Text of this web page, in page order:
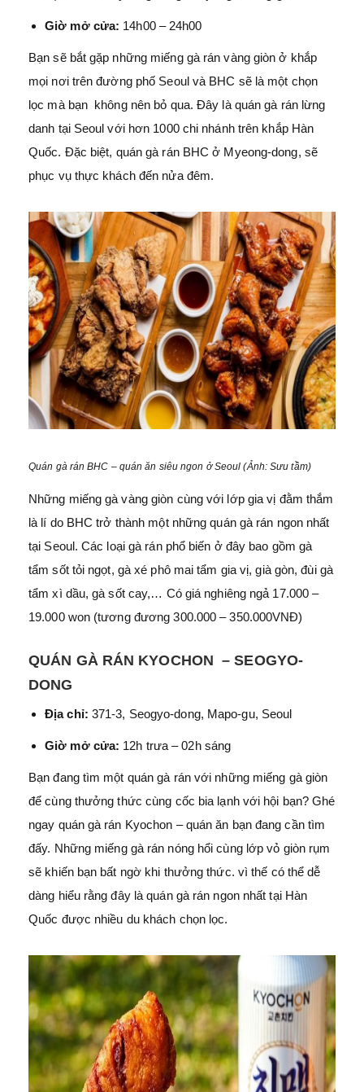
Giờ mở cửa: 14h00 – 24h00
Bạn sẽ bắt gặp những miếng gà rán vàng giòn ở khắp
mọi nơi trên đường phố Seoul và BHC sẽ là một chọn
lọc mà bạn không nên bỏ qua. Đây là quán gà rán lừng
danh tại Seoul với hơn 1000 chi nhánh trên khắp Hàn
Quốc. Đặc biệt, quán gà rán BHC ở Myeong-dong, sẽ
phục vụ thực khách đến nửa đêm.
Quán gà rán BHC – quán ăn siêu ngon ở Seoul (Ảnh: Sưu tầm)
Những miếng gà vàng giòn cùng với lớp gia vị đằm thắm
là lí do BHC trở thành một những quán gà rán ngon nhất
tại Seoul. Các loại gà rán phổ biến ở đây bao gồm gà
tẩm sốt tỏi ngọt, gà xé phô mai tẩm gia vị, già gòn, đùi gà
tẩm xì dầu, gà sốt cay,… Có giá nghiêng ngả 17.000 –
19.000 won (tương đương 300.000 – 350.000VNĐ)
QUÁN GÀ RÁN KYOCHON – SEOGYO-
DONG
Địa chỉ: 371-3, Seogyo-dong, Mapo-gu, Seoul
Giờ mở cửa: 12h trưa – 02h sáng
Bạn đang tìm một quán gà rán với những miếng gà giòn
để cùng thưởng thức cùng cốc bia lạnh với hội bạn? Ghé
ngay quán gà rán Kyochon – quán ăn bạn đang cần tìm
đấy. Những miếng gà rán nóng hổi cùng lớp vỏ giòn rụm
sẽ khiến bạn bất ngờ khi thưởng thức. vì thế có thể dễ
dàng hiểu rằng đây là quán gà rán ngon nhất tại Hàn
Quốc được nhiều du khách chọn lọc.